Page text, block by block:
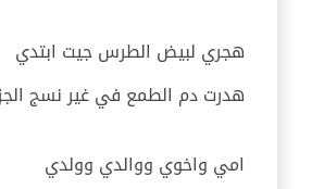
من
هجري لبيض الطرس جيت ابتدي
هدرت دم الطمع في غير نسج
امي واخوي ووالدي وولدي